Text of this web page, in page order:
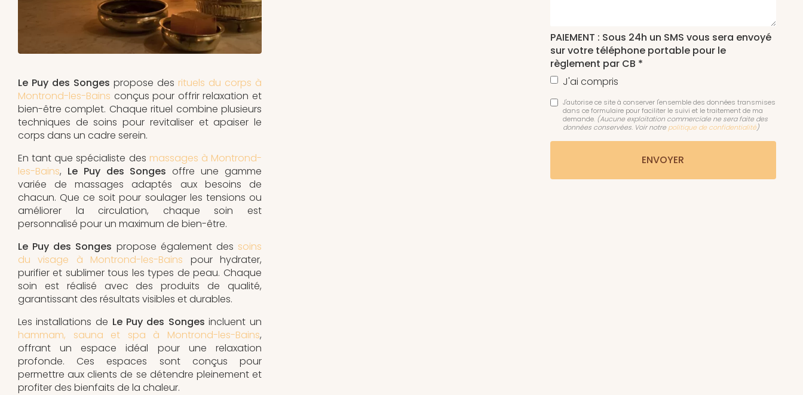
Le Puy des Songes propose des rituels du corps à
Montrond-les-Bains conçus pour offrir relaxation et
bien-être complet. Chaque rituel combine plusieurs
techniques de soins pour revitaliser et apaiser le
corps dans un cadre serein.
En tant que spécialiste des massages à Montrond-
les-Bains, Le Puy des Songes offre une gamme
variée de massages adaptés aux besoins de
chacun. Que ce soit pour soulager les tensions ou
améliorer la circulation, chaque soin est
personnalisé pour un maximum de bien-être.
Le Puy des Songes propose également des soins
du visage à Montrond-les-Bains pour hydrater,
purifier et sublimer tous les types de peau. Chaque
soin est réalisé avec des produits de qualité,
garantissant des résultats visibles et durables.
Les installations de Le Puy des Songes incluent un
hammam, sauna et spa à Montrond-les-Bains,
offrant un espace idéal pour une relaxation
profonde. Ces espaces sont conçus pour
permettre aux clients de se détendre pleinement et
profiter des bienfaits de la chaleur.
PAIEMENT : Sous 24h un SMS vous sera envoyé
sur votre téléphone portable pour le
règlement par CB *
J'ai compris
J'autorise ce site à conserver l'ensemble des données transmises
dans ce formulaire pour faciliter le suivi et le traitement de ma
demande. (Aucune exploitation commerciale ne sera faite des
données conservées. Voir notre politique de confidentialité)